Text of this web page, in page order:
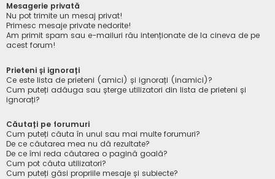
Mesagerie privată
Nu pot trimite un mesaj privat!
Primesc mesaje private nedorite!
Am primit spam sau e-mailuri rău intenționate de la cineva de pe
acest forum!
Prieteni și ignorați
Ce este lista de prieteni (amici) și ignorați (inamici)?
Cum puteți adăuga sau șterge utilizatori din lista de prieteni și
ignorați?
Căutați pe forumuri
Cum puteți căuta în unul sau mai multe forumuri?
De ce căutarea mea nu dă rezultate?
De ce îmi reda căutarea o pagină goală?
Cum pot căuta utilizatori?
Cum puteți găsi propriile mesaje și subiecte?